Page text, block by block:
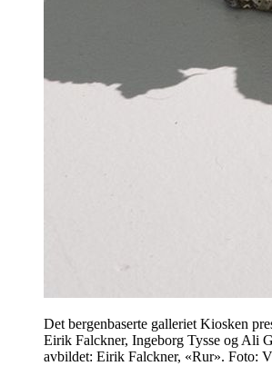
Det bergenbaserte galleriet Kiosken
Eirik Falckner, Ingeborg Tysse og Ali
avbildet: Eirik Falckner, «Rur». Foto: